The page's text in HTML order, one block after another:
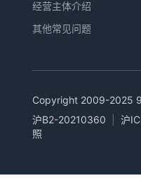
经营主体介绍
其他常见问题
Copyright 2009-2025
沪B2-20210360
沪
照